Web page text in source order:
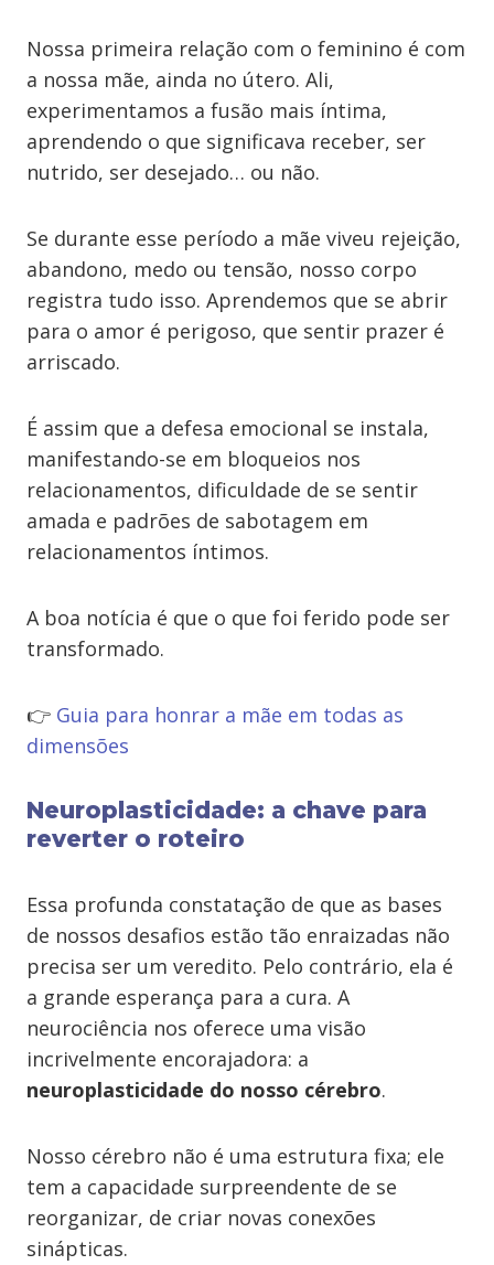
Nossa primeira relação com o feminino é com
a nossa mãe, ainda no útero. Ali,
experimentamos a fusão mais íntima,
aprendendo o que significava receber, ser
nutrido, ser desejado… ou não.
Se durante esse período a mãe viveu rejeição,
abandono, medo ou tensão, nosso corpo
registra tudo isso. Aprendemos que se abrir
para o amor é perigoso, que sentir prazer é
arriscado.
É assim que a defesa emocional se instala,
manifestando-se em bloqueios nos
relacionamentos, dificuldade de se sentir
amada e padrões de sabotagem em
relacionamentos íntimos.
A boa notícia é que o que foi ferido pode ser
transformado.
👉 Guia para honrar a mãe em todas as
dimensões
Neuroplasticidade: a chave para
reverter o roteiro
Essa profunda constatação de que as bases
de nossos desafios estão tão enraizadas não
precisa ser um veredito. Pelo contrário, ela é
a grande esperança para a cura. A
neurociência nos oferece uma visão
incrivelmente encorajadora: a
neuroplasticidade do nosso cérebro.
Nosso cérebro não é uma estrutura fixa; ele
tem a capacidade surpreendente de se
reorganizar, de criar novas conexões
sinápticas.